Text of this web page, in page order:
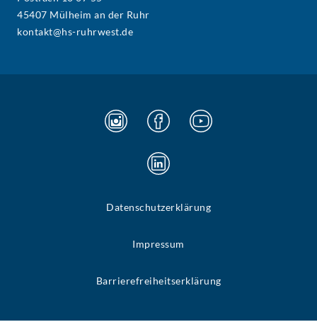
45407 Mülheim an der Ruhr
kontakt@hs-ruhrwest.de
Datenschutzerklärung
Impressum
Barrierefreiheitserklärung